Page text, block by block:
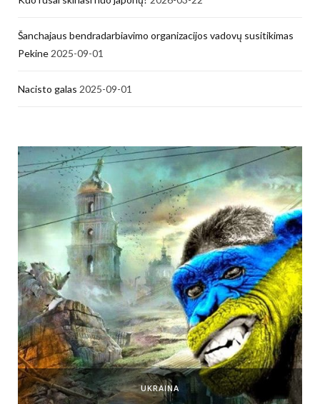
Šanchajaus bendradarbiavimo organizacijos vadovų susitikimas
Pekine 2025-09-01
Nacisto galas 2025-09-01
UKRAINA